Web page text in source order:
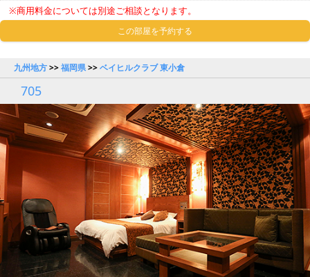
※商用料金については別途ご相談となります。
この部屋を予約する
九州地方>>福岡県>>ベイヒルクラブ 東小倉
705